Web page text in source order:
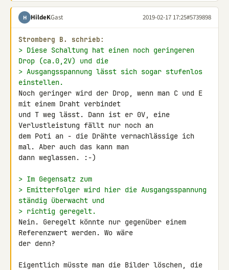
H HildeKGast 2019-02-17 17:25#5739898
Stromberg B. schrieb:
> Diese Schaltung hat einen noch geringeren
Drop (ca.0,2V) und die
> Ausgangsspannung lässt sich sogar stufenlos
einstellen.
Noch geringer wird der Drop, wenn man C und E
mit einem Draht verbindet
und T weg lässt. Dann ist er 0V, eine
Verlustleistung fällt nur noch an
dem Poti an - die Drähte vernachlässige ich
mal. Aber auch das kann man
dann weglassen. :-)
> Im Gegensatz zum
> Emitterfolger wird hier die Ausgangsspannung
ständig überwacht und
> richtig geregelt.
Nein. Geregelt könnte nur gegenüber einem
Referenzwert werden. Wo wäre
der denn?
Eigentlich müsste man die Bilder löschen, die